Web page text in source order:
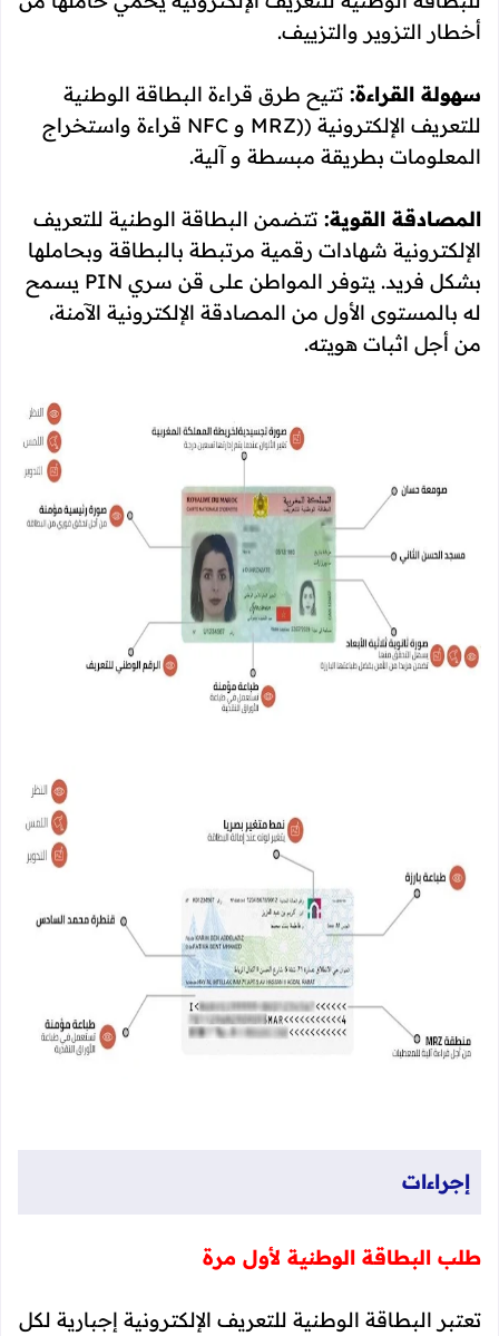
أخطار التزوير والتزييف.
سهولة القراءة: تتيح طرق قراءة البطاقة الوطنية
للتعريف الإلكترونية ((MRZ و NFC قراءة واستخراج
المعلومات بطريقة مبسطة و آلية.
المصادقة القوية: تتضمن البطاقة الوطنية للتعريف
الإلكترونية شهادات رقمية مرتبطة بالبطاقة وبحاملها
بشكل فريد. يتوفر المواطن على قن سري PIN يسمح
له بالمستوى الأول من المصادقة الإلكترونية الآمنة،
من أجل اثبات هويته.
إجراءات
طلب البطاقة الوطنية لأول مرة
تعتبر البطاقة الوطنية للتعريف الإلكترونية إجبارية لكل